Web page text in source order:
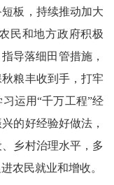
板，持续推动加大
民和地方政府积极
导落细田管措施，
粮丰收到手，打牢
运用“千万工程”经
的好经验好做法，
乡村治理水平，多
农民就业和增收。